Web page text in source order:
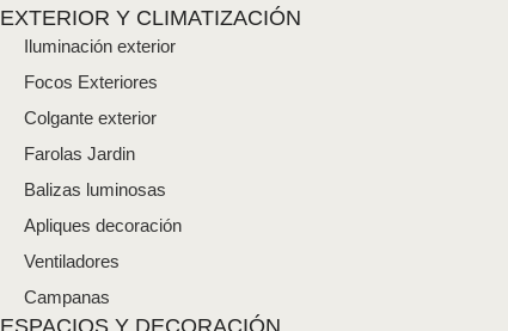
EXTERIOR Y CLIMATIZACIÓN
Iluminación exterior
Focos Exteriores
Colgante exterior
Farolas Jardin
Balizas luminosas
Apliques decoración
Ventiladores
Campanas
ESPACIOS Y DECORACIÓN